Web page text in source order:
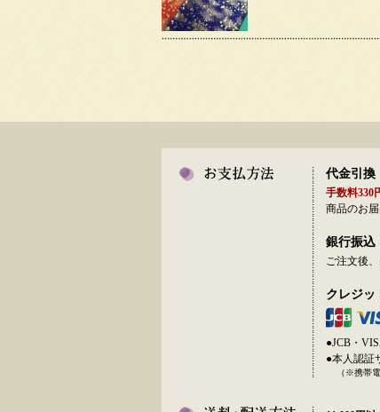
代金引換
手数料330
商品のお
銀行振込
ご注文後
クレジッ
●JCB・
●本人認証
（※携帯